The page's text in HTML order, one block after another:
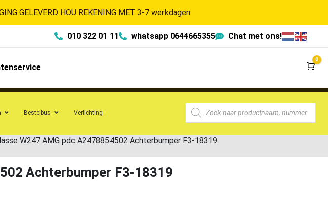
GELEVERD HOU REKENING MET 3-7 werkdagen
010 322 01 11 whatsapp 0644665355 Chat met ons!
0
Bestelbus Verlichting
W247 AMG pdc A2478854502 Achterbumper F3-18319
Achterbumper F3-18319